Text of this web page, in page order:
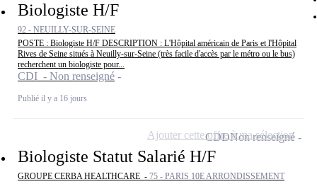
Biologiste H/F
92 - NEUILLY-SUR-SEINE
POSTE : Biologiste H/F DESCRIPTION : L'Hôpital américain de Paris et l'Hôpital
Rives de Seine situés à Neuilly-sur-Seine (très facile d'accès par le métro ou le bus)
recherchent un biologiste pour...
CDI - Non renseigné
Publié il y a 16 jours
Biologiste Statut Salarié H/F
GROUPE CERBA HEALTHCARE - 75 - PARIS 10E ARRONDISSEMENT
CDDNon renseigné
Ajouter cette offre à ma sélection